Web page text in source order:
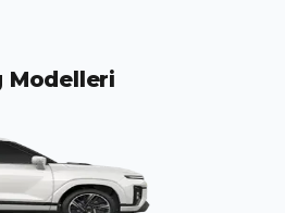
Modelleri